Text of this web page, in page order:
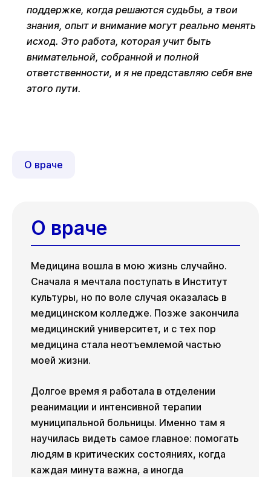
поддержке, когда решаются судьбы, а твои
знания, опыт и внимание могут реально менять
исход. Это работа, которая учит быть
внимательной, собранной и полной
ответственности, и я не представляю себя вне
этого пути.
О враче
О враче
Медицина вошла в мою жизнь случайно.
Сначала я мечтала поступать в Институт
культуры, но по воле случая оказалась в
медицинском колледже. Позже закончила
медицинский университет, и с тех пор
медицина стала неотъемлемой частью
моей жизни.
Долгое время я работала в отделении
реанимации и интенсивной терапии
муниципальной больницы. Именно там я
научилась видеть самое главное: помогать
людям в критических состояниях, когда
каждая минута важна, а иногда